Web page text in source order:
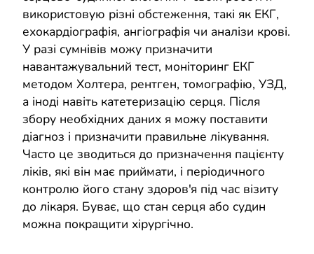
використовую різні обстеження, такі як ЕКГ,
ехокардіографія, ангіографія чи аналізи крові.
У разі сумнівів можу призначити
навантажувальний тест, моніторинг ЕКГ
методом Холтера, рентген, томографію, УЗД,
а іноді навіть катетеризацію серця. Після
збору необхідних даних я можу поставити
діагноз і призначити правильне лікування.
Часто це зводиться до призначення пацієнту
ліків, які він має приймати, і періодичного
контролю його стану здоров'я під час візиту
до лікаря. Буває, що стан серця або судин
можна покращити хірургічно.